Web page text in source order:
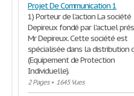
Projet De Communication 1
1) Porteur de l’action La société
Depireux fondé par l’actuel
Mr Depireux. Cette société est
spécialisée dans la distribution
(Equipement de Protection
Individuelle).
2 Pages• 1645 Vues